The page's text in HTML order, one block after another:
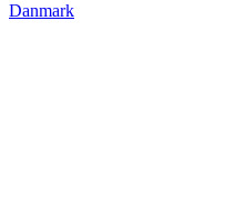
Danmark